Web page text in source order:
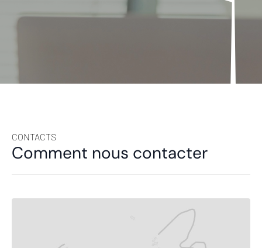
CONTACTS
Comment nous contacter